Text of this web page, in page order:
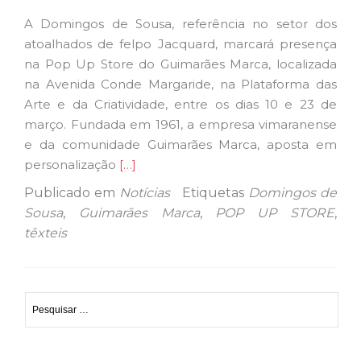
A Domingos de Sousa, referência no setor dos
atoalhados de felpo Jacquard, marcará presença
na Pop Up Store do Guimarães Marca, localizada
na Avenida Conde Margaride, na Plataforma das
Arte e da Criatividade, entre os dias 10 e 23 de
março. Fundada em 1961, a empresa vimaranense
e da comunidade Guimarães Marca, aposta em
personalização Ler
sobreDomingos
destaque
[…]
Publicado em Notícias Etiquetas Domingos de
Sousa, Guimarães Marca, POP UP STORE,
têxteis
por: